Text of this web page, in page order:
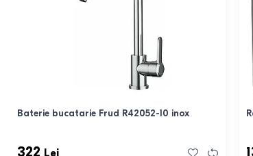
Baterie bucatarie Frud R42052-10 inox
322 Lei